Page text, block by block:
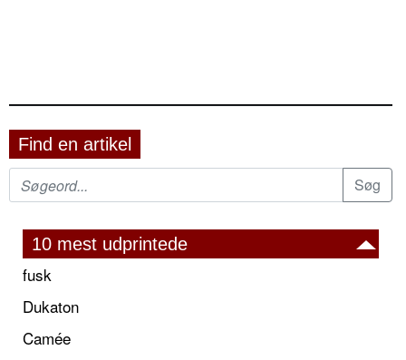
Find en artikel
10 mest udprintede
fusk
Dukaton
Camée